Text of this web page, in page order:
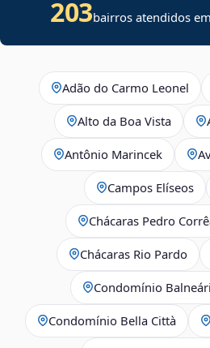
203bairros atendidos
Adão do Carmo Leonel
Alto da Boa Vista
Antônio Marincek
Campos Elíseos
Chácaras Pedro
Chácaras Rio Pardo
Condomínio
Condomínio Bella Città